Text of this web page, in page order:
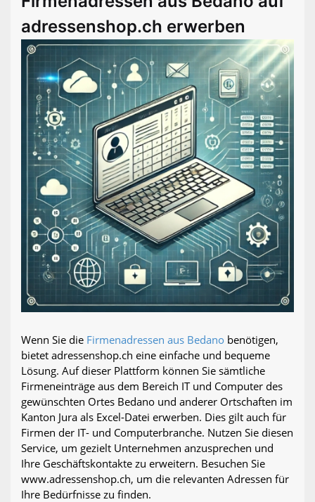
adressenshop.ch erwerben
Wenn Sie die Firmenadressen aus Bedano benötigen,
bietet adressenshop.ch eine einfache und bequeme
Lösung. Auf dieser Plattform können Sie sämtliche
Firmeneinträge aus dem Bereich IT und Computer des
gewünschten Ortes Bedano und anderer Ortschaften im
Kanton Jura als Excel-Datei erwerben. Dies gilt auch für
Firmen der IT- und Computerbranche. Nutzen Sie diesen
Service, um gezielt Unternehmen anzusprechen und
Ihre Geschäftskontakte zu erweitern. Besuchen Sie
www.adressenshop.ch, um die relevanten Adressen für
Ihre Bedürfnisse zu finden.